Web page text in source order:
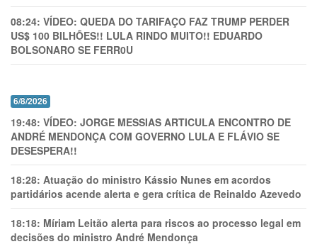
08:24: VÍDEO: QUEDA DO TARIFAÇO FAZ TRUMP PERDER
US$ 100 BILHÕES!! LULA RINDO MUITO!! EDUARDO
BOLSONARO SE FERR0U
6/8/2026
19:48: VÍDEO: JORGE MESSIAS ARTICULA ENCONTRO DE
ANDRÉ MENDONÇA COM GOVERNO LULA E FLÁVIO SE
DESESPERA!!
18:28: Atuação do ministro Kássio Nunes em acordos
partidários acende alerta e gera crítica de Reinaldo Azevedo
18:18: Míriam Leitão alerta para riscos ao processo legal em
decisões do ministro André Mendonça